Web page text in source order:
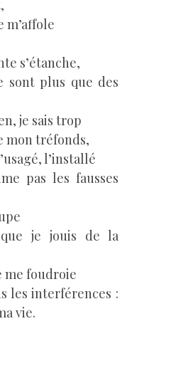
m’affole
s’étanche,
sont plus que des
je sais trop
mon tréfonds,
l’installé
pas les fausses
je jouis de la
me foudroie
les interférences :
vie.